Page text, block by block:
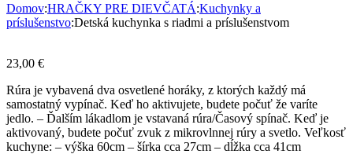
Domov:HRAČKY PRE DIEVČATÁ:Kuchynky a
príslušenstvo:Detská kuchynka s riadmi a príslušenstvom
23,00 €
Rúra je vybavená dva osvetlené horáky, z ktorých každý má
samostatný vypínač. Keď ho aktivujete, budete počuť že varíte
jedlo. – Ďalším lákadlom je vstavaná rúra/Časový spínač. Keď je
aktivovaný, budete počuť zvuk z mikrovlnnej rúry a svetlo. Veľkosť
kuchyne: – výška 60cm – šírka cca 27cm – dĺžka cca 41cm